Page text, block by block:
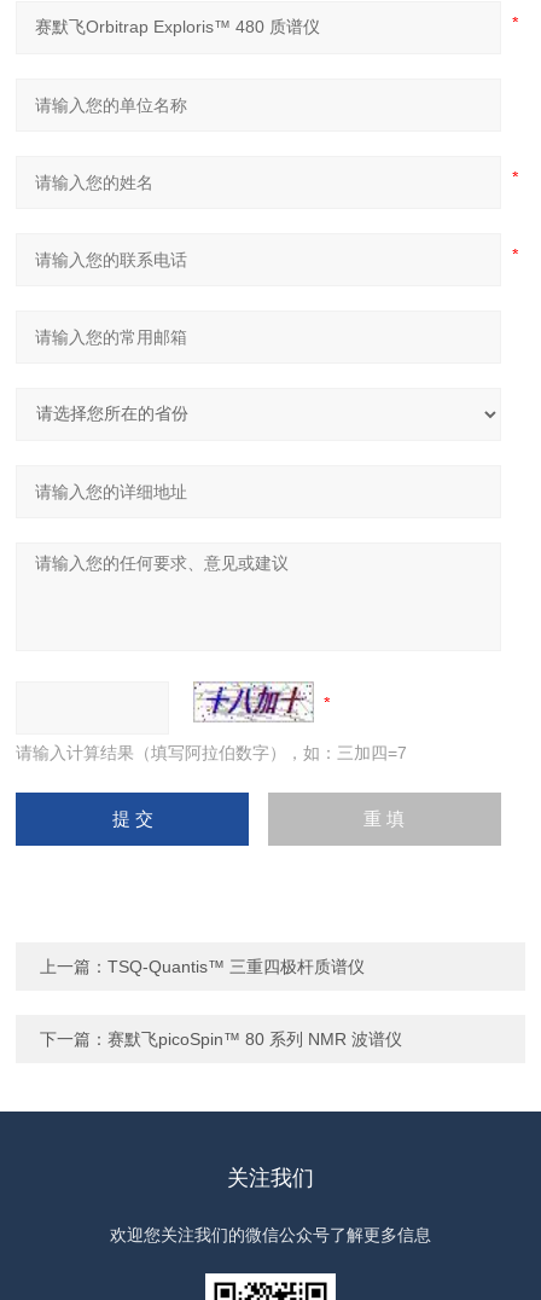
请输入计算结果（填写阿拉伯数字），如：三加四=7
上一篇：TSQ-Quantis™ 三重四极杆质谱仪
下一篇：赛默飞picoSpin™ 80 系列 NMR 波谱仪
关注我们
欢迎您关注我们的微信公众号了解更多信息